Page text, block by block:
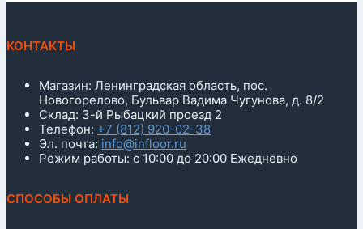
КОНТАКТЫ
Магазин: Ленинградская область, пос.
Новогорелово, Бульвар Вадима Чугунова, д. 8/2
Склад: 3-й Рыбацкий проезд 2
Телефон: +7 (812) 920-02-38
Эл. почта: info@infloor.ru
Режим работы: с 10:00 до 20:00 Ежедневно
СПОСОБЫ ОПЛАТЫ